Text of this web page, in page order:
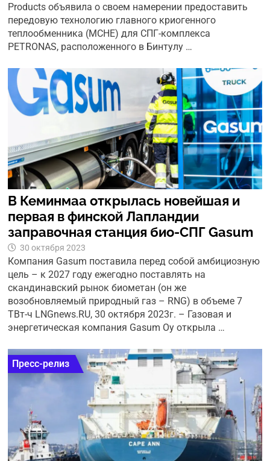
Products объявила о своем намерении предоставить
передовую технологию главного криогенного
теплообменника (MCHE) для СПГ-комплекса
PETRONAS, расположенного в Бинтулу …
В Кеминмаа открылась новейшая и
первая в финской Лапландии
заправочная станция био-СПГ Gasum
30 октября 2023
Компания Gasum поставила перед собой амбициозную
цель – к 2027 году ежегодно поставлять на
скандинавский рынок биометан (он же
возобновляемый природный газ – RNG) в объеме 7
ТВт-ч LNGnews.RU, 30 октября 2023г. – Газовая и
энергетическая компания Gasum Oy открыла …
Пресс-релиз